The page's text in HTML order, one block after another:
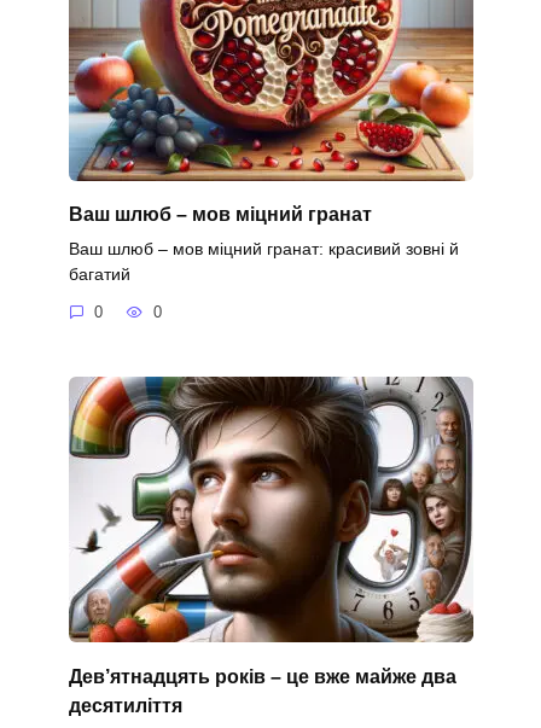
Ваш шлюб – мов міцний гранат
Ваш шлюб – мов міцний гранат: красивий зовні й
багатий
0 0
Дев’ятнадцять років – це вже майже два
десятиліття